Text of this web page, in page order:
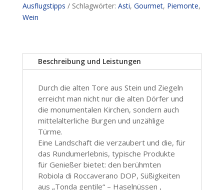
Ausflugstipps
Schlagwörter: Asti, Gourmet, Piemonte,
Wein
Beschreibung und Leistungen
Durch die alten Tore aus Stein und Ziegeln
erreicht man nicht nur die alten Dörfer und
die monumentalen Kirchen, sondern auch
mittelalterliche Burgen und unzählige
Türme.
Eine Landschaft die verzaubert und die, für
das Rundumerlebnis, typische Produkte
für Genießer bietet: den berühmten
Robiola di Roccaverano DOP, Süßigkeiten
aus „Tonda gentile“ – Haselnüssen ,